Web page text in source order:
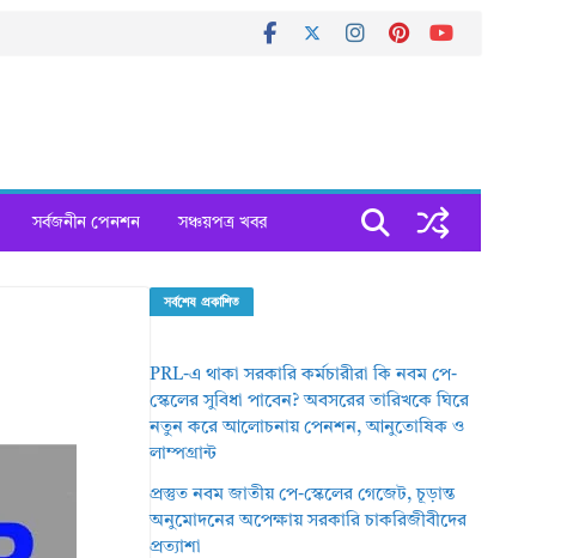
সর্বজনীন পেনশন সঞ্চয়পত্র খবর
সর্বশেষ প্রকাশিত
PRL-এ থাকা সরকারি কর্মচারীরা কি নবম পে-
স্কেলের সুবিধা পাবেন? অবসরের তারিখকে ঘিরে
নতুন করে আলোচনায় পেনশন, আনুতোষিক ও
লাম্পগ্রান্ট
প্রস্তুত নবম জাতীয় পে-স্কেলের গেজেট, চূড়ান্ত
অনুমোদনের অপেক্ষায় সরকারি চাকরিজীবীদের
প্রত্যাশা